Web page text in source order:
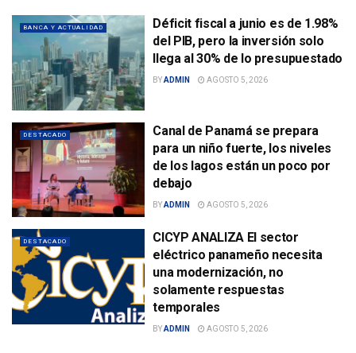
BANCA Y ACTUALIDAD
Déficit fiscal a junio es de 1.98%
del PIB, pero la inversión solo
llega al 30% de lo presupuestado
BYADMIN AGOSTO 5, 2026
DESTACADO
Canal de Panamá se prepara
para un niño fuerte, los niveles
de los lagos están un poco por
debajo
BYADMIN AGOSTO 5, 2026
DESTACADO
CICYP ANALIZA El sector
eléctrico panameño necesita
una modernización, no
solamente respuestas
temporales
BYADMIN AGOSTO 5, 2026